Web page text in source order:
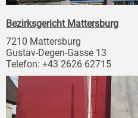
Bezirksgericht Mattersburg
7210 Mattersburg
Gustav-Degen-Gasse 13
Telefon: +43 2626 62715